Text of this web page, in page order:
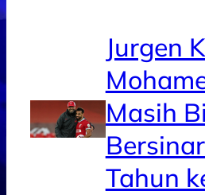
Jurgen
Masih
Tahun